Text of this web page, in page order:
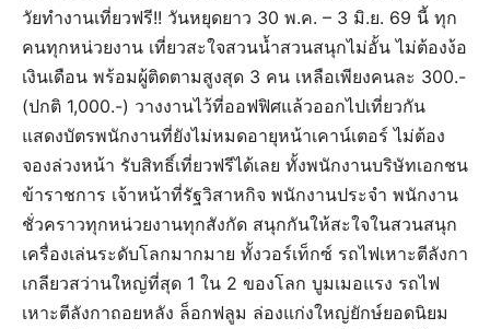
วัยทำงานเที่ยวฟรี!! วันหยุดยาว 30 พ.ค. – 3 มิ.ย. 69 นี้ ทุก
คนทุกหน่วยงาน เที่ยวสะใจสวนน้ำสวนสนุกไม่อั้น ไม่ต้องง้อ
เงินเดือน พร้อมผู้ติดตามสูงสุด 3 คน เหลือเพียงคนละ 300.-
(ปกติ 1,000.-) วางงานไว้ที่ออฟฟิศแล้วออกไปเที่ยวกัน
แสดงบัตรพนักงานที่ยังไม่หมดอายุหน้าเคาน์เตอร์ ไม่ต้อง
จองล่วงหน้า รับสิทธิ์เที่ยวฟรีได้เลย ทั้งพนักงานบริษัทเอกชน
ข้าราชการ เจ้าหน้าที่รัฐวิสาหกิจ พนักงานประจำ พนักงาน
ชั่วคราวทุกหน่วยงานทุกสังกัด สนุกกันให้สะใจในสวนสนุก
เครื่องเล่นระดับโลกมากมาย ทั้งวอร์เท็กซ์ รถไฟเหาะตีลังกา
เกลียวสว่านใหญ่ที่สุด 1 ใน 2 ของโลก บูมเมอแรง รถไฟ
เหาะตีลังกาถอยหลัง ล็อกฟลูม ล่องแก่งใหญ่ยักษ์ยอดนิยม